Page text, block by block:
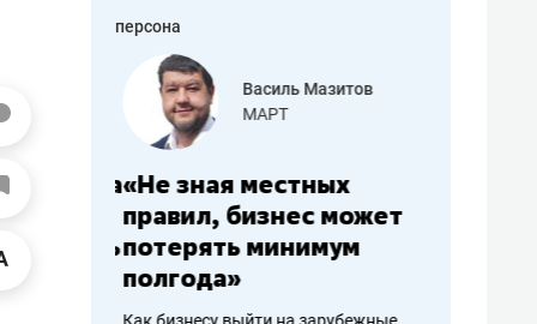
персона
работа
Василь Мазитов
МАРТ
«Не зная местных
правил, бизнес может
потерять минимум
полгода»